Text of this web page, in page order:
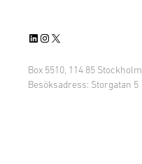
LinkedIn
Instagram
X
Box 5510, 114 85 Stockholm
Besöksadress: Storgatan 5